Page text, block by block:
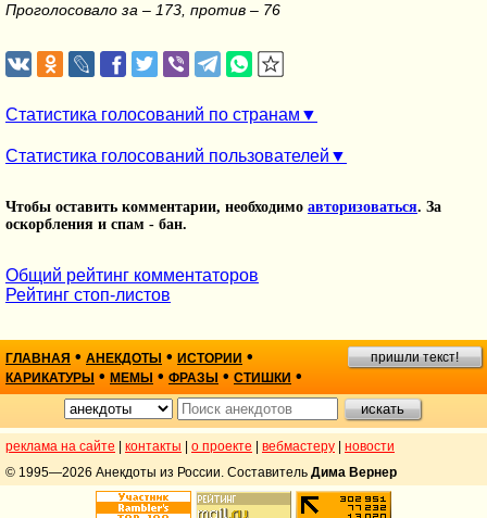
Проголосовало за – 173, против – 76
Статистика голосований по странам
Статистика голосований пользователей
Чтобы оставить комментарии, необходимо авторизоваться. За
оскорбления и спам - бан.
Общий рейтинг комментаторов
Рейтинг стоп-листов
ГЛАВНАЯ • АНЕКДОТЫ • ИСТОРИИ •
КАРИКАТУРЫ • МЕМЫ • ФРАЗЫ • СТИШКИ •
пришли текст!
реклама на сайте контакты о проекте вебмастеру
новости
© 1995—2026 Анекдоты из России. Составитель Дима Вернер